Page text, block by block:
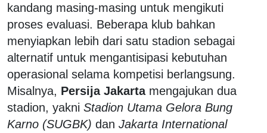
kandang masing-masing untuk mengikuti
proses evaluasi. Beberapa klub bahkan
menyiapkan lebih dari satu stadion sebagai
alternatif untuk mengantisipasi kebutuhan
operasional selama kompetisi berlangsung.
Misalnya, Persija Jakartamengajukan dua
stadion, yakni Stadion Utama Gelora Bung
Karno (SUGBK) dan Jakarta International